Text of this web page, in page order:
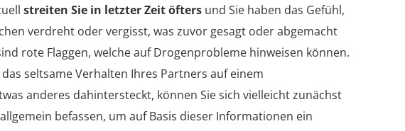
streiten Sie in letzter Zeit öfters und Sie haben das Gefühl,
verdreht oder vergisst, was zuvor gesagt oder abgemacht
rote Flaggen, welche auf Drogenprobleme hinweisen können.
seltsame Verhalten Ihres Partners auf einem
anderes dahintersteckt, können Sie sich vielleicht zunächst
befassen, um auf Basis dieser Informationen ein